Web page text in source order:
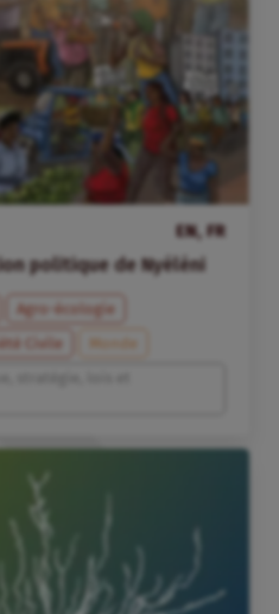
EN, FR
politique de Nyéléni
Agro-écologie
Civile
Monde